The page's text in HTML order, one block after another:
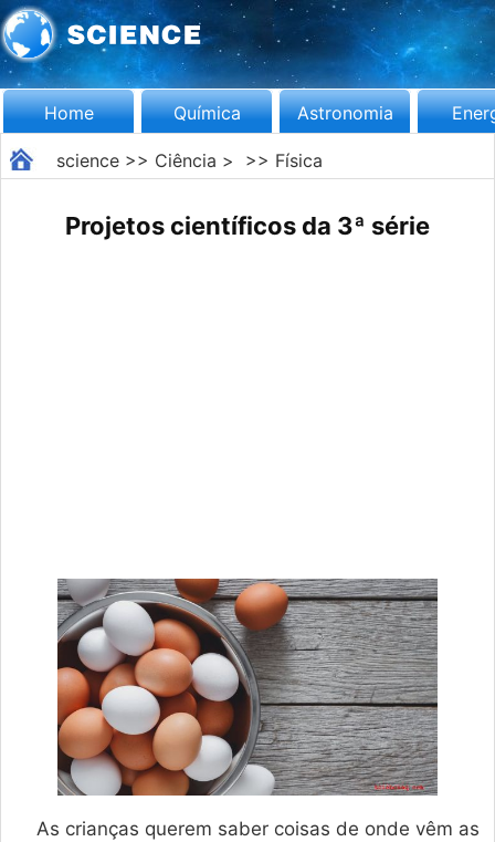
Home Química Astronomia
science>> Ciência > >> Física
Projetos científicos da 3ª série
As crianças querem saber coisas de onde vêm as